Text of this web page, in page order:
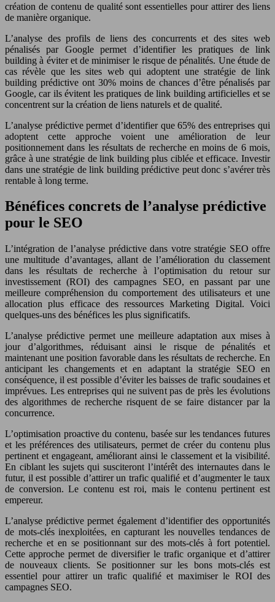
création de contenu de qualité sont essentielles pour attirer des liens
de manière organique.
L’analyse des profils de liens des concurrents et des sites web
pénalisés par Google permet d’identifier les pratiques de link
building à éviter et de minimiser le risque de pénalités. Une étude de
cas révèle que les sites web qui adoptent une stratégie de link
building prédictive ont 30% moins de chances d’être pénalisés par
Google, car ils évitent les pratiques de link building artificielles et se
concentrent sur la création de liens naturels et de qualité.
L’analyse prédictive permet d’identifier que 65% des entreprises qui
adoptent cette approche voient une amélioration de leur
positionnement dans les résultats de recherche en moins de 6 mois,
grâce à une stratégie de link building plus ciblée et efficace. Investir
dans une stratégie de link building prédictive peut donc s’avérer très
rentable à long terme.
Bénéfices concrets de l’analyse prédictive
pour le SEO
L’intégration de l’analyse prédictive dans votre stratégie SEO offre
une multitude d’avantages, allant de l’amélioration du classement
dans les résultats de recherche à l’optimisation du retour sur
investissement (ROI) des campagnes SEO, en passant par une
meilleure compréhension du comportement des utilisateurs et une
allocation plus efficace des ressources Marketing Digital. Voici
quelques-uns des bénéfices les plus significatifs.
L’analyse prédictive permet une meilleure adaptation aux mises à
jour d’algorithmes, réduisant ainsi le risque de pénalités et
maintenant une position favorable dans les résultats de recherche. En
anticipant les changements et en adaptant la stratégie SEO en
conséquence, il est possible d’éviter les baisses de trafic soudaines et
imprévues. Les entreprises qui ne suivent pas de près les évolutions
des algorithmes de recherche risquent de se faire distancer par la
concurrence.
L’optimisation proactive du contenu, basée sur les tendances futures
et les préférences des utilisateurs, permet de créer du contenu plus
pertinent et engageant, améliorant ainsi le classement et la visibilité.
En ciblant les sujets qui susciteront l’intérêt des internautes dans le
futur, il est possible d’attirer un trafic qualifié et d’augmenter le taux
de conversion. Le contenu est roi, mais le contenu pertinent est
empereur.
L’analyse prédictive permet également d’identifier des opportunités
de mots-clés inexploitées, en capturant les nouvelles tendances de
recherche et en se positionnant sur des mots-clés à fort potentiel.
Cette approche permet de diversifier le trafic organique et d’attirer
de nouveaux clients. Se positionner sur les bons mots-clés est
essentiel pour attirer un trafic qualifié et maximiser le ROI des
campagnes SEO.